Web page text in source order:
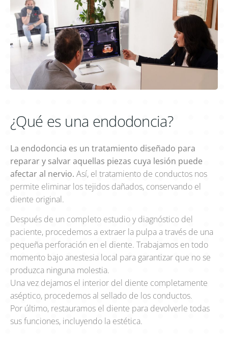
¿Qué es una endodoncia?
La endodoncia es un tratamiento diseñado para
reparar y salvar aquellas piezas cuya lesión puede
afectar al nervio. Así, el tratamiento de conductos nos
permite eliminar los tejidos dañados, conservando el
diente original.
Después de un completo estudio y diagnóstico del
paciente, procedemos a extraer la pulpa a través de una
pequeña perforación en el diente. Trabajamos en todo
momento bajo anestesia local para garantizar que no se
produzca ninguna molestia.
Una vez dejamos el interior del diente completamente
aséptico, procedemos al sellado de los conductos.
Por último, restauramos el diente para devolverle todas
sus funciones, incluyendo la estética.